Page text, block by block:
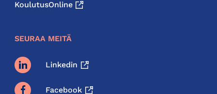
KoulutusOnline
SEURAA MEITÄ
Linkedin
Facebook